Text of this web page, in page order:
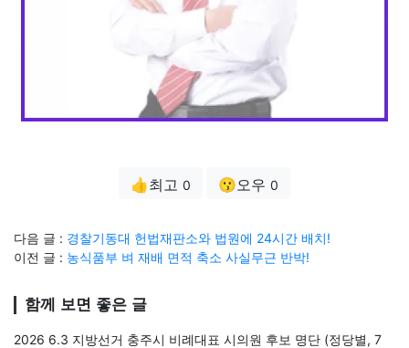
👍최고 0 😗오우 0
다음 글 : 경찰기동대 헌법재판소와 법원에 24시간 배치!
이전 글 : 농식품부 벼 재배 면적 축소 사실무근 반박!
함께 보면 좋은 글
2026 6.3 지방선거 충주시 비례대표 시의원 후보 명단 (정당별, 7